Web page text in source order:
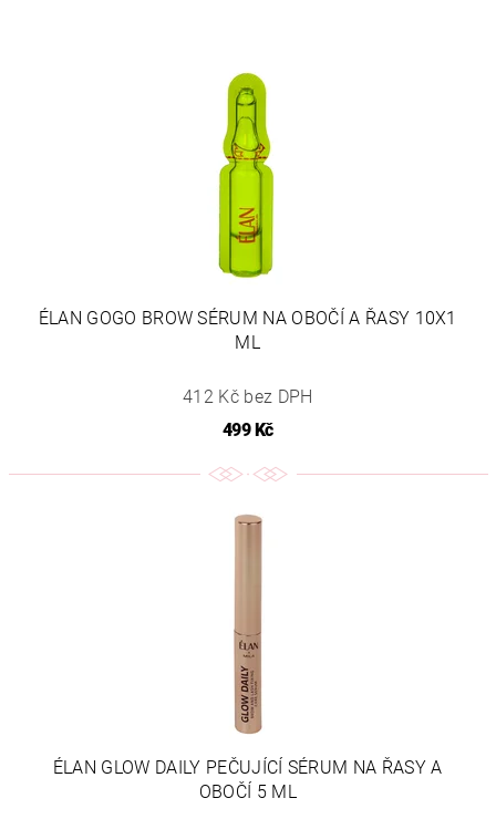
ÉLAN GOGO BROW SÉRUM NA OBOČÍ A ŘASY 10X1
ML
412 Kč bez DPH
499 Kč
ÉLAN GLOW DAILY PEČUJÍCÍ SÉRUM NA ŘASY A
OBOČÍ 5 ML